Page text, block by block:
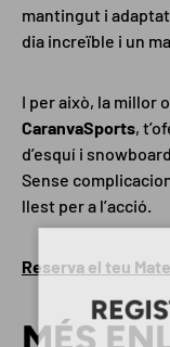
mantingut i
dia increïble i un
I per això, la millor
CaranvaSports,
d’esquí i
Sense
llest per a l’acció.
Reserva el teu
MÉS